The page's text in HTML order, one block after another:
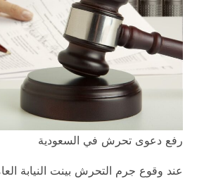
رفع دعوى تحرش في السعودية
عند وقوع جرم التحرش بينت النيابة